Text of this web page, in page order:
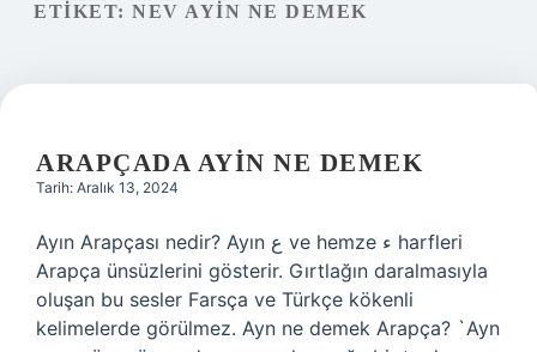
Yasal Uyarı
Hakkımızda
ETIKET: NEV AYIN NE DEMEK
ARAPÇADA AYIN NE DEMEK
Tarih: Aralık 13, 2024
Ayın Arapçası nedir? Ayın ع ve hemze ﺀ harfleri
Arapça ünsüzlerini gösterir. Gırtlağın daralmasıyla
oluşan bu sesler Farsça ve Türkçe kökenli
kelimelerde görülmez. Ayn ne demek Arapça? `Ayn